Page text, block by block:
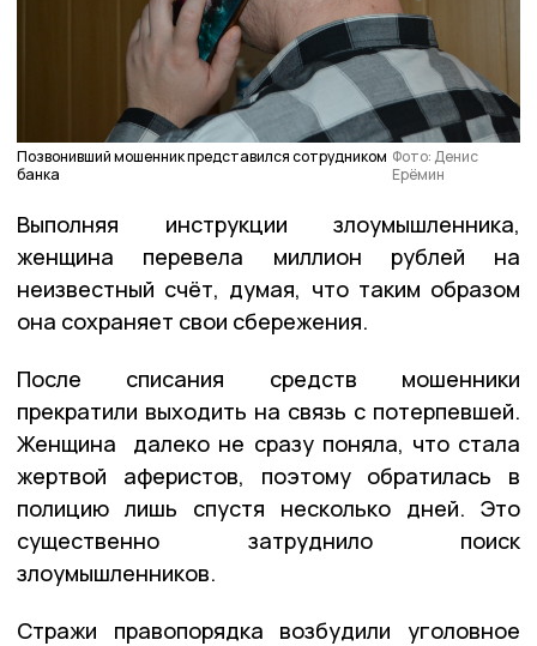
Позвонивший мошенник представился сотрудником
банка
Фото: Денис
Ерёмин
Выполняя инструкции злоумышленника,
женщина перевела миллион рублей на
неизвестный счёт, думая, что таким образом
она сохраняет свои сбережения.
После списания средств мошенники
прекратили выходить на связь с потерпевшей.
Женщина далеко не сразу поняла, что стала
жертвой аферистов, поэтому обратилась в
полицию лишь спустя несколько дней. Это
существенно затруднило поиск
злоумышленников.
Стражи правопорядка возбудили уголовное